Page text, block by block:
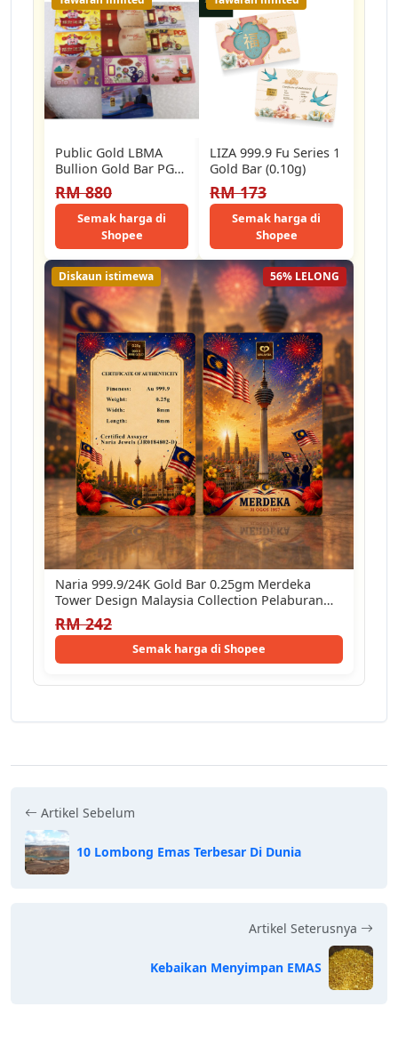
Public Gold LBMA
Bullion Gold Bar PG
1g (Au 999.9) 24k
RM 880
Semak harga di
Shopee
LIZA 999.9 Fu Series 1
Gold Bar (0.10g)
RM 173
Semak harga di
Shopee
56% LELONG
Diskaun istimewa
Naria 999.9/24K Gold Bar 0.25gm Merdeka
Tower Design Malaysia Collection Pelaburan
Emas…
RM 242
Semak harga di Shopee
Artikel Sebelum
10 Lombong Emas Terbesar Di Dunia
Artikel Seterusnya
Kebaikan Menyimpan EMAS